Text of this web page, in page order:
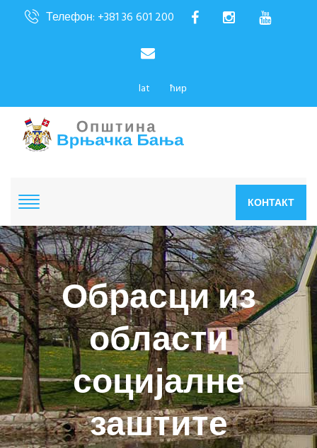
Телефон: +381 36 601 200
lat ћир
КОНТАКТ
Обрасци из
области
социјалне
заштите